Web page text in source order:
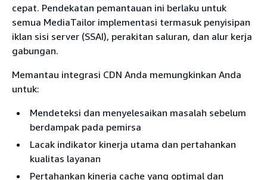
cepat. Pendekatan pemantauan ini berlaku untuk
semua MediaTailor implementasi termasuk penyisipan
iklan sisi server (SSAI), perakitan saluran, dan alur kerja
gabungan.
Memantau integrasi CDN Anda memungkinkan Anda
untuk:
Mendeteksi dan menyelesaikan masalah sebelum
berdampak pada pemirsa
Lacak indikator kinerja utama dan pertahankan
kualitas layanan
Pertahankan kinerja cache yang optimal dan